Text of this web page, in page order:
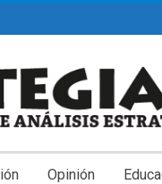
Opinión